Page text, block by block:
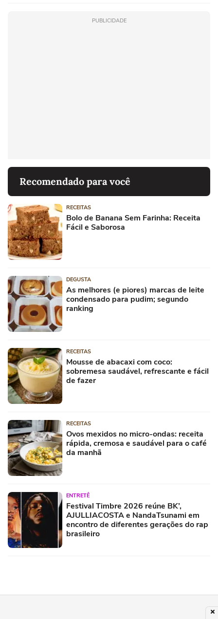
PUBLICIDADE
Recomendado para você
RECEITAS
Bolo de Banana Sem Farinha: Receita
Fácil e Saborosa
DEGUSTA
As melhores (e piores) marcas de leite
condensado para pudim; segundo
ranking
RECEITAS
Mousse de abacaxi com coco:
sobremesa saudável, refrescante e fácil
de fazer
RECEITAS
Ovos mexidos no micro-ondas: receita
rápida, cremosa e saudável para o café
da manhã
ENTRETÊ
Festival Timbre 2026 reúne BK’,
AJULLIACOSTA e NandaTsunami em
encontro de diferentes gerações do rap
brasileiro